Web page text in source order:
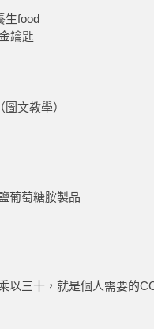
生food
鑰匙
文教學）
葡萄糖胺製品
以三十，就是個人需要的